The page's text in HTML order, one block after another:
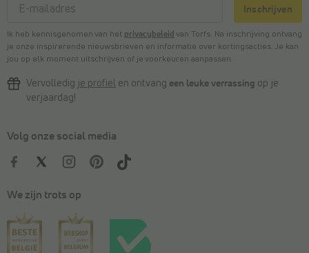
Inschrijven
Ik heb kennisgenomen van het privacybeleid van Torfs. Na inschrijving ontvang
je onze inspirerende nieuwsbrieven en informatie over kortingsacties. Je kan
jou op elk moment uitschrijven of je voorkeuren aanpassen.
Vervolledig je profiel en ontvang een leuke verrassing op je
verjaardag!
Volg onze social media
We zijn trots op